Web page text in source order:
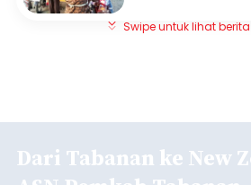
Swipe untuk lihat
Dari Tabanan ke New